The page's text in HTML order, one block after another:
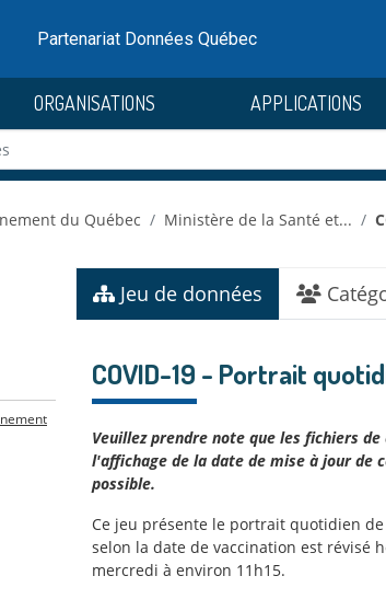
Partenariat Données Québec
ORGANISATIONS APPLICATIONS
du Québec Ministère de la Santé et...
Jeu de données
COVID-19 - Portrait
Veuillez prendre note que les fichiers
l'affichage de la date de mise à jour de
possible.
Ce jeu présente le portrait quotidien
selon la date de vaccination est révisé
mercredi à environ 11h15.